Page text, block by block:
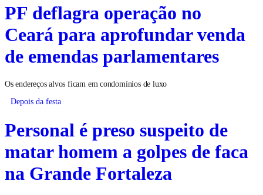
PF deflagra operação no
Ceará para aprofundar venda
de emendas parlamentares
Os endereços alvos ficam em condomínios de luxo
Depois da festa
Personal é preso suspeito de
matar homem a golpes de faca
na Grande Fortaleza